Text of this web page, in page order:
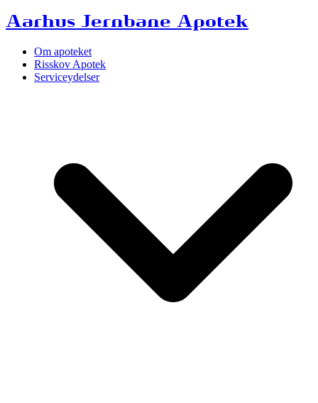
Aarhus Jernbane Apotek
Om apoteket
Risskov Apotek
Serviceydelser